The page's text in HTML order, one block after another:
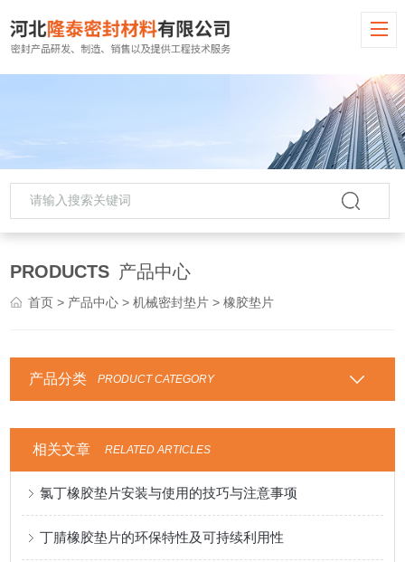
PRODUCTS 产品中心
首页 > 产品中心 >机械密封垫片 > 橡胶垫片
产品分类 PRODUCT CATEGORY
相关文章 RELATED ARTICLES
氯丁橡胶垫片安装与使用的技巧与注意事项
丁腈橡胶垫片的环保特性及可持续利用性